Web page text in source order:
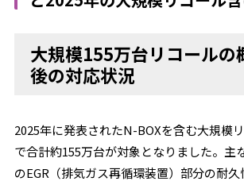
大規模155万台リコールの
後の対応状況
2025年に発表されたN-BOXを含む大規模
で合計約155万台が対象となりました。主
のEGR（排気ガス再循環装置）部分の耐